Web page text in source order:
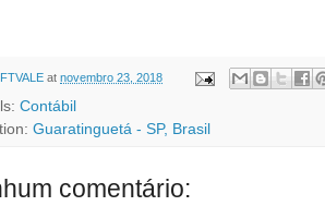
at novembro 23, 2018
Contábil
Guaratinguetá - SP, Brasil
comentário: